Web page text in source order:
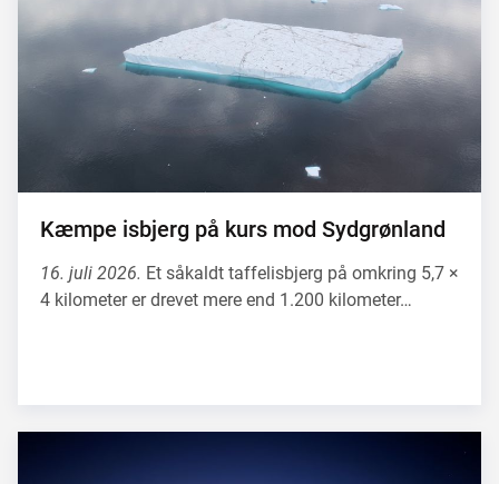
Kæmpe isbjerg på kurs mod Sydgrønland
16. juli 2026. Et såkaldt taffelisbjerg på omkring 5,7 ×
4 kilometer er drevet mere end 1.200 kilometer…